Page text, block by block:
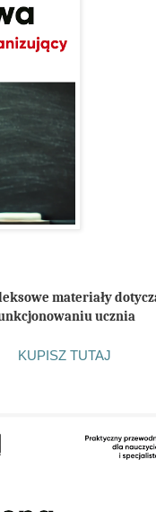
materiały
ucznia
KUPISZ TUTAJ